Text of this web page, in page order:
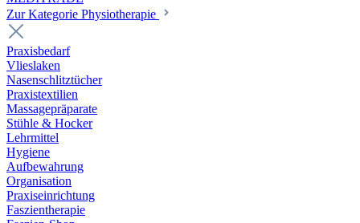
Zur Kategorie Physiotherapie
Praxisbedarf
Vlieslaken
Nasenschlitztücher
Praxistextilien
Massagepräparate
Stühle & Hocker
Lehrmittel
Hygiene
Aufbewahrung
Organisation
Praxiseinrichtung
Faszientherapie